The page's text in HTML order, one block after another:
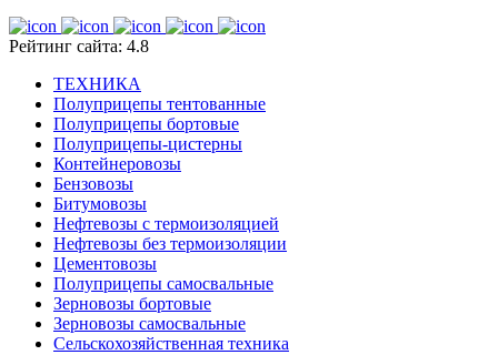
Рейтинг сайта: 4.8
ТЕХНИКА
Полуприцепы тентованные
Полуприцепы бортовые
Полуприцепы-цистерны
Контейнеровозы
Бензовозы
Битумовозы
Нефтевозы с термоизоляцией
Нефтевозы без термоизоляции
Цементовозы
Полуприцепы самосвальные
Зерновозы бортовые
Зерновозы самосвальные
Сельскохозяйственная техника